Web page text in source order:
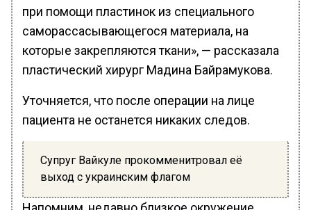
при помощи пластинок из специального
саморассасывающегося материала, на
которые закрепляются ткани», — рассказала
пластический хирург Мадина Байрамукова.
Уточняется, что после операции на лице
пациента не останется никаких следов.
Супруг Вайкуле прокомменитровал её
выход с украинским флагом